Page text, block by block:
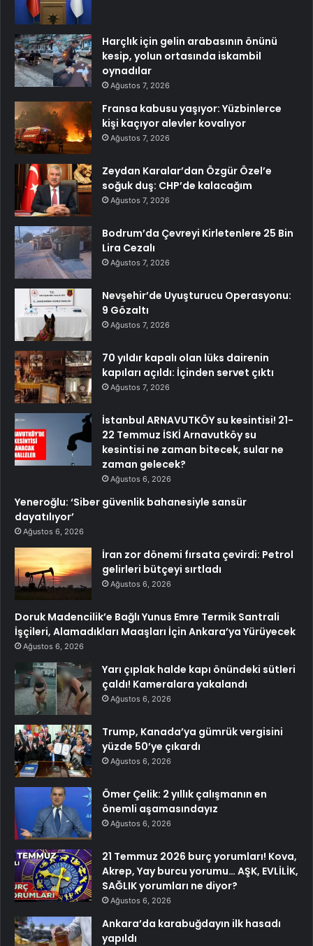
Harçlık için gelin arabasının önünü
kesip, yolun ortasında iskambil
oynadılar
Ağustos 7, 2026
Fransa kabusu yaşıyor: Yüzbinlerce
kişi kaçıyor alevler kovalıyor
Ağustos 7, 2026
Zeydan Karalar’dan Özgür Özel’e
soğuk duş: CHP’de kalacağım
Ağustos 7, 2026
Bodrum’da Çevreyi Kirletenlere 25 Bin
Lira Cezalı
Ağustos 7, 2026
Nevşehir’de Uyuşturucu Operasyonu:
9 Gözaltı
Ağustos 7, 2026
70 yıldır kapalı olan lüks dairenin
kapıları açıldı: İçinden servet çıktı
Ağustos 7, 2026
İstanbul ARNAVUTKÖY su kesintisi! 21-
22 Temmuz İSKİ Arnavutköy su
kesintisi ne zaman bitecek, sular ne
zaman gelecek?
Ağustos 6, 2026
Yeneroğlu: ‘Siber güvenlik bahanesiyle sansür
dayatılıyor’
Ağustos 6, 2026
İran zor dönemi fırsata çevirdi: Petrol
gelirleri bütçeyi sırtladı
Ağustos 6, 2026
Doruk Madencilik’e Bağlı Yunus Emre Termik Santrali
İşçileri, Alamadıkları Maaşları İçin Ankara’ya Yürüyecek
Ağustos 6, 2026
Yarı çıplak halde kapı önündeki sütleri
çaldı! Kameralara yakalandı
Ağustos 6, 2026
Trump, Kanada’ya gümrük vergisini
yüzde 50’ye çıkardı
Ağustos 6, 2026
Ömer Çelik: 2 yıllık çalışmanın en
önemli aşamasındayız
Ağustos 6, 2026
21 Temmuz 2026 burç yorumları! Kova,
Akrep, Yay burcu yorumu… AŞK, EVLİLİK,
SAĞLIK yorumları ne diyor?
Ağustos 6, 2026
Ankara’da karabuğdayın ilk hasadı
yapıldı